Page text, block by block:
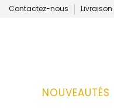
Contactez-nous
NOUVEAUTÉS